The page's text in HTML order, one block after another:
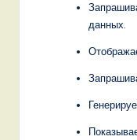
данных.